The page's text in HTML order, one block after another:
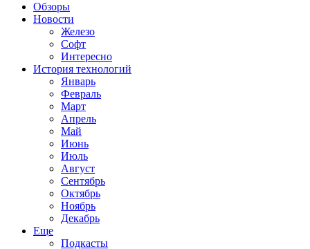
Обзоры
Новости
Железо
Софт
Интересно
История технологий
Январь
Февраль
Март
Апрель
Май
Июнь
Июль
Август
Сентябрь
Октябрь
Ноябрь
Декабрь
Еще
Подкасты